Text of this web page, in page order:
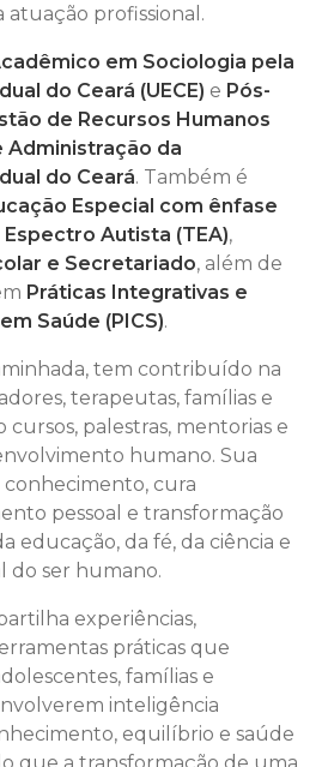
atuação profissional.
em Sociologia pela
do Ceará (UECE) e Pós-
de Recursos Humanos
Administração da
do Ceará. Também é
Especial com ênfase
Autista (TEA),
e Secretariado, além de
Práticas Integrativas e
Saúde (PICS).
tem contribuído na
terapeutas, famílias e
cursos, palestras, mentorias e
humano. Sua
conhecimento, cura
pessoal e transformação
educação, da fé, da ciência e
do ser humano.
experiências,
práticas que
famílias e
inteligência
equilíbrio e saúde
que a transformação de uma